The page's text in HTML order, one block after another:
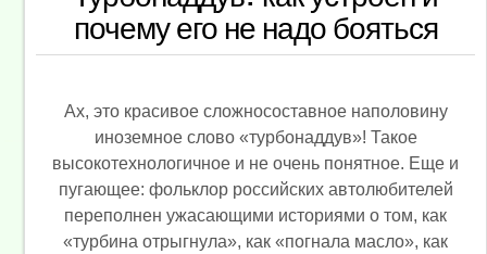
почему его не надо бояться
Ах, это красивое сложносоставное наполовину
иноземное слово «турбонаддув»! Такое
высокотехнологичное и не очень понятное. Еще и
пугающее: фольклор российских автолюбителей
переполнен ужасающими историями о том, как
«турбина отрыгнула», как «погнала масло», как